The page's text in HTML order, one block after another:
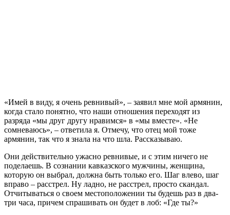
«Имей в виду, я очень ревнивый», – заявил мне мой армянин,
когда стало понятно, что наши отношения переходят из
разряда «мы друг другу нравимся» в «мы вместе». «Не
сомневаюсь», – ответила я. Отмечу, что отец мой тоже
армянин, так что я знала на что шла. Рассказываю.
Они действительно ужасно ревнивые, и с этим ничего не
поделаешь. В сознании кавказского мужчины, женщина,
которую он выбрал, должна быть только его. Шаг влево, шаг
вправо – расстрел. Ну ладно, не расстрел, просто скандал.
Отчитываться о своем местоположении ты будешь раз в два-
три часа, причем спрашивать он будет в лоб: «Где ты?»